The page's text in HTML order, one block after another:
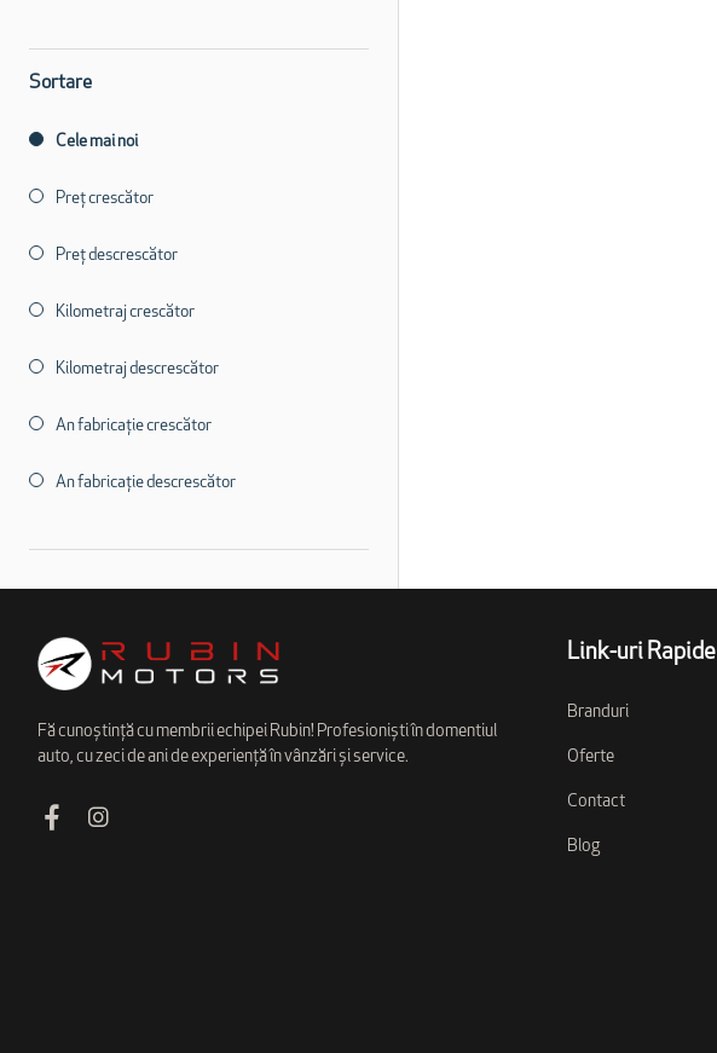
Sortare
Cele mai noi
Preț crescător
Preț descrescător
Kilometraj crescător
Kilometraj descrescător
An fabricație crescător
An fabricație descrescător
Fă cunoștință cu membrii echipei Rubin! Profesioniști în domentiul
auto, cu zeci de ani de experiență în vânzări și service.
Link-uri Rapide
Branduri
Oferte
Contact
Blog